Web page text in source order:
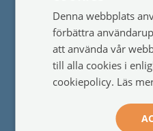
Samarbete
Bli återförsäljare
Denna webbplats
förbättra
att använda vår
till alla cookies i
cookiepolicy. Läs